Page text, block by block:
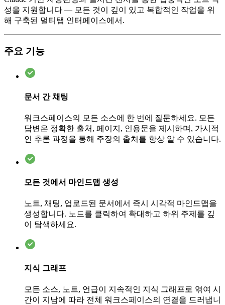
성을 지원합니다 — 모든 것이 깊이 있고 복합적인 작업을 위
해 구축된 멀티탭 인터페이스에서.
주요 기능
문서 간 채팅
워크스페이스의 모든 소스에 한 번에 질문하세요. 모든
답변은 정확한 출처, 페이지, 인용문을 제시하며, 가시적
인 추론 과정을 통해 주장의 출처를 항상 알 수 있습니다.
모든 것에서 마인드맵 생성
노트, 채팅, 업로드된 문서에서 즉시 시각적 마인드맵을
생성합니다. 노드를 클릭하여 확대하고 하위 주제를 깊
이 탐색하세요.
지식 그래프
모든 소스, 노트, 언급이 지속적인 지식 그래프로 엮여 시
간이 지남에 따라 전체 워크스페이스의 연결을 드러냅니